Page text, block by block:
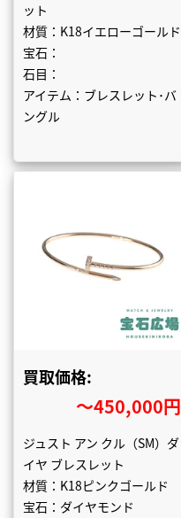
ット
材質：K18イエローゴールド
宝石：
石目：
アイテム：ブレスレット･バ
ングル
買取価格:
〜450,000円
ジュスト アン クル（SM）ダ
イヤ ブレスレット
材質：K18ピンクゴールド
宝石：ダイヤモンド